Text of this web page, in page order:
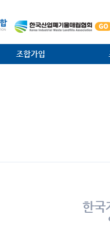
조합가입
한국